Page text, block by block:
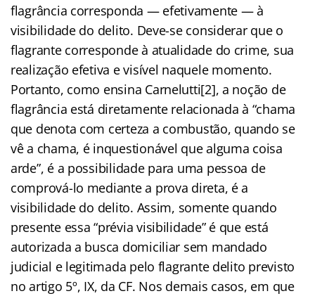
flagrância corresponda — efetivamente — à
visibilidade do delito. Deve-se considerar que o
flagrante corresponde à atualidade do crime, sua
realização efetiva e visível naquele momento.
Portanto, como ensina Carnelutti[2], a noção de
flagrância está diretamente relacionada à “chama
que denota com certeza a combustão, quando se
vê a chama, é inquestionável que alguma coisa
arde”, é a possibilidade para uma pessoa de
comprová-lo mediante a prova direta, é a
visibilidade do delito. Assim, somente quando
presente essa “prévia visibilidade” é que está
autorizada a busca domiciliar sem mandado
judicial e legitimada pelo flagrante delito previsto
no artigo 5º, IX, da CF. Nos demais casos, em que